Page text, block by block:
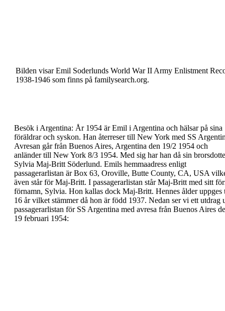
Bilden visar Emil Soderlunds World War II Army Enlistment
1938-1946 som finns på familysearch.org.
Besök i Argentina: År 1954 är Emil i Argentina och hälsar på sina
föräldrar och syskon. Han återreser till New York med SS
Avresan går från Buenos Aires, Argentina den 19/2 1954 och
anländer till New York 8/3 1954. Med sig har han då sin
Sylvia Maj-Britt Söderlund. Emils hemmaadress enligt
passagerarlistan är Box 63, Oroville, Butte County, CA, USA
även står för Maj-Britt. I passagerarlistan står Maj-Britt med sitt
förnamn, Sylvia. Hon kallas dock Maj-Britt. Hennes ålder uppges
16 år vilket stämmer då hon är född 1937. Nedan ser vi ett utdrag
passagerarlistan för SS Argentina med avresa från Buenos Aires
19 februari 1954: